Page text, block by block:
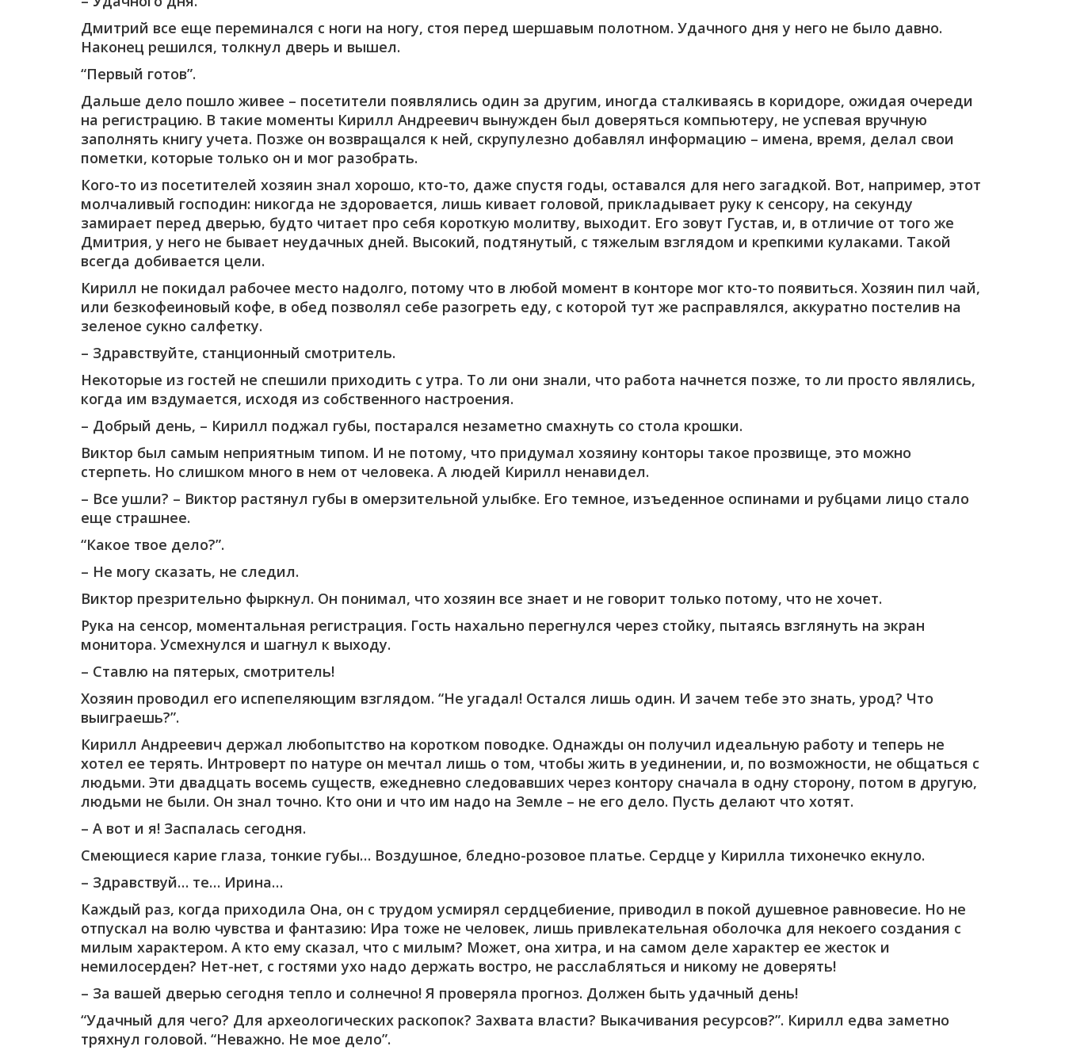
Дмитрий все еще переминался с ноги на ногу, стоя перед шершавым полотном. Удачного дня у него не было давно.
Наконец решился, толкнул дверь и вышел.
“Первый готов”.
Дальше дело пошло живее – посетители появлялись один за другим, иногда сталкиваясь в коридоре, ожидая очереди
на регистрацию. В такие моменты Кирилл Андреевич вынужден был доверяться компьютеру, не успевая вручную
заполнять книгу учета. Позже он возвращался к ней, скрупулезно добавлял информацию – имена, время, делал свои
пометки, которые только он и мог разобрать.
Кого-то из посетителей хозяин знал хорошо, кто-то, даже спустя годы, оставался для него загадкой. Вот, например, этот
молчаливый господин: никогда не здоровается, лишь кивает головой, прикладывает руку к сенсору, на секунду
замирает перед дверью, будто читает про себя короткую молитву, выходит. Его зовут Густав, и, в отличие от того же
Дмитрия, у него не бывает неудачных дней. Высокий, подтянутый, с тяжелым взглядом и крепкими кулаками. Такой
всегда добивается цели.
Кирилл не покидал рабочее место надолго, потому что в любой момент в конторе мог кто-то появиться. Хозяин пил чай,
или безкофеиновый кофе, в обед позволял себе разогреть еду, с которой тут же расправлялся, аккуратно постелив на
зеленое сукно салфетку.
– Здравствуйте, станционный смотритель.
Некоторые из гостей не спешили приходить с утра. То ли они знали, что работа начнется позже, то ли просто являлись,
когда им вздумается, исходя из собственного настроения.
– Добрый день, – Кирилл поджал губы, постарался незаметно смахнуть со стола крошки.
Виктор был самым неприятным типом. И не потому, что придумал хозяину конторы такое прозвище, это можно
стерпеть. Но слишком много в нем от человека. А людей Кирилл ненавидел.
– Все ушли? – Виктор растянул губы в омерзительной улыбке. Его темное, изъеденное оспинами и рубцами лицо стало
еще страшнее.
“Какое твое дело?”.
– Не могу сказать, не следил.
Виктор презрительно фыркнул. Он понимал, что хозяин все знает и не говорит только потому, что не хочет.
Рука на сенсор, моментальная регистрация. Гость нахально перегнулся через стойку, пытаясь взглянуть на экран
монитора. Усмехнулся и шагнул к выходу.
– Ставлю на пятерых, смотритель!
Хозяин проводил его испепеляющим взглядом. “Не угадал! Остался лишь один. И зачем тебе это знать, урод? Что
выиграешь?”.
Кирилл Андреевич держал любопытство на коротком поводке. Однажды он получил идеальную работу и теперь не
хотел ее терять. Интроверт по натуре он мечтал лишь о том, чтобы жить в уединении, и, по возможности, не общаться с
людьми. Эти двадцать восемь существ, ежедневно следовавших через контору сначала в одну сторону, потом в другую,
людьми не были. Он знал точно. Кто они и что им надо на Земле – не его дело. Пусть делают что хотят.
– А вот и я! Заспалась сегодня.
Смеющиеся карие глаза, тонкие губы… Воздушное, бледно-розовое платье. Сердце у Кирилла тихонечко екнуло.
– Здравствуй… те… Ирина…
Каждый раз, когда приходила Она, он с трудом усмирял сердцебиение, приводил в покой душевное равновесие. Но не
отпускал на волю чувства и фантазию: Ира тоже не человек, лишь привлекательная оболочка для некоего создания с
милым характером. А кто ему сказал, что с милым? Может, она хитра, и на самом деле характер ее жесток и
немилосерден? Нет-нет, с гостями ухо надо держать востро, не расслабляться и никому не доверять!
– За вашей дверью сегодня тепло и солнечно! Я проверяла прогноз. Должен быть удачный день!
“Удачный для чего? Для археологических раскопок? Захвата власти? Выкачивания ресурсов?”. Кирилл едва заметно
тряхнул головой. “Неважно. Не мое дело”.